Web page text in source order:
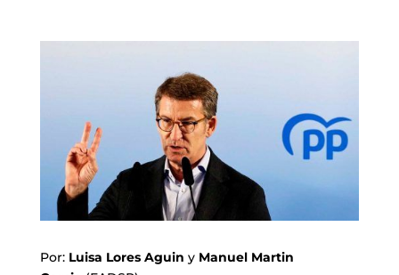
Por: Luisa Lores Aguin y Manuel Martin